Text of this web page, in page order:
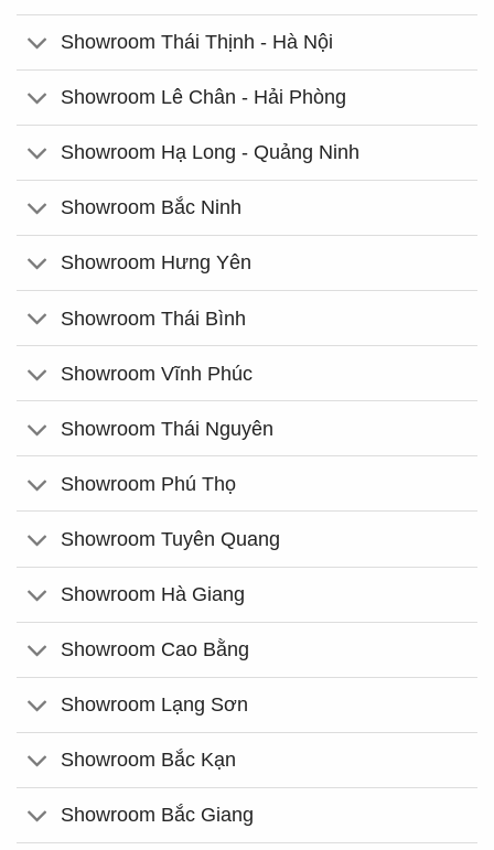
Showroom Thái Thịnh - Hà Nội
Showroom Lê Chân - Hải Phòng
Showroom Hạ Long - Quảng Ninh
Showroom Bắc Ninh
Showroom Hưng Yên
Showroom Thái Bình
Showroom Vĩnh Phúc
Showroom Thái Nguyên
Showroom Phú Thọ
Showroom Tuyên Quang
Showroom Hà Giang
Showroom Cao Bằng
Showroom Lạng Sơn
Showroom Bắc Kạn
Showroom Bắc Giang